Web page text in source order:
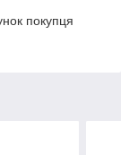
покупця